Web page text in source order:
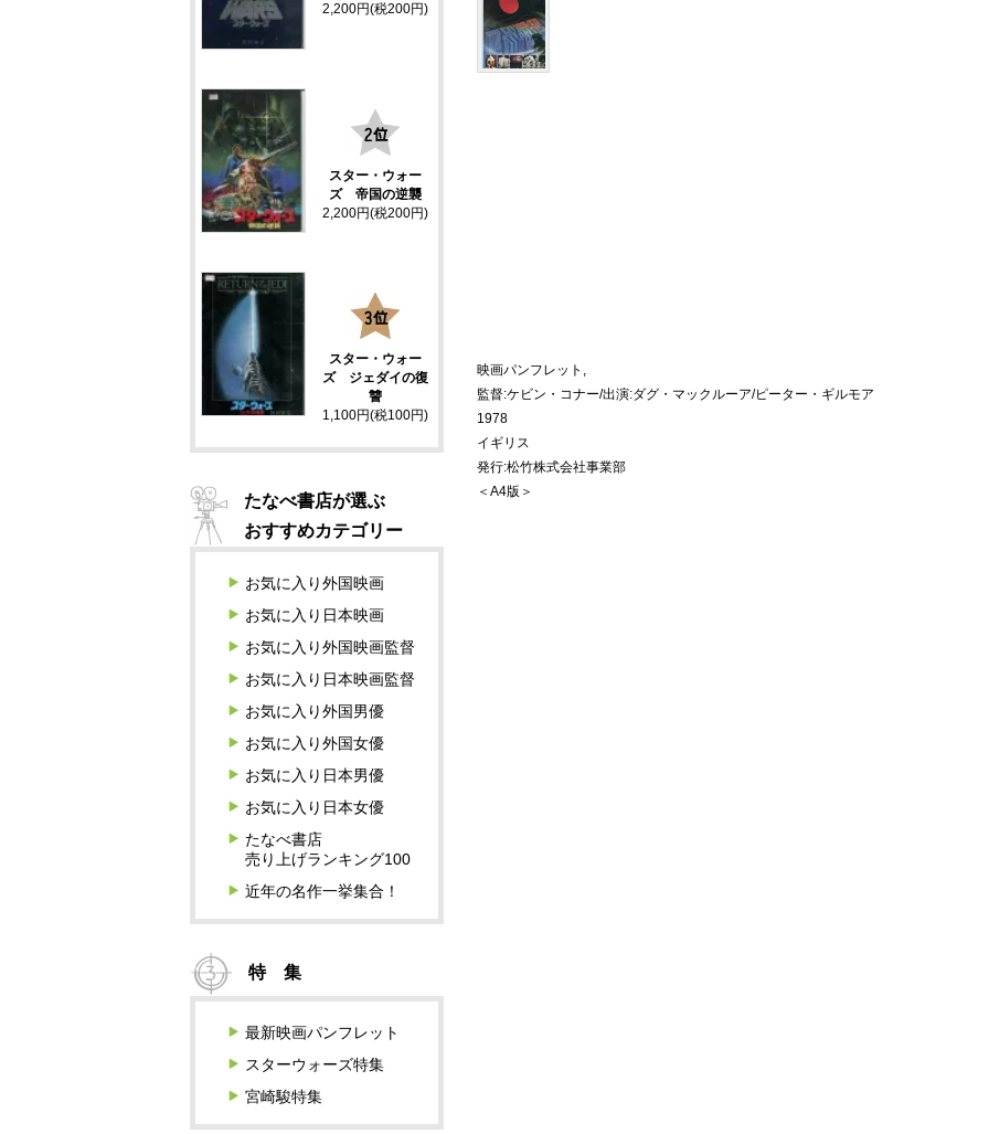
映画パンフレット,
監督:ケビン・コナー/出演:ダグ・マックルーア/ピーター・ギルモア
1978
イギリス
発行:松竹株式会社事業部
＜A4版＞
2,200円(税200円)
スター・ウォー
ズ 帝国の逆襲
2,200円(税200円)
スター・ウォー
ズ ジェダイの復
讐
1,100円(税100円)
たなべ書店が選ぶ
おすすめカテゴリー
お気に入り外国映画
お気に入り日本映画
お気に入り外国映画監督
お気に入り日本映画監督
お気に入り外国男優
お気に入り外国女優
お気に入り日本男優
お気に入り日本女優
たなべ書店
売り上げランキング100
近年の名作一挙集合！
特 集
最新映画パンフレット
スターウォーズ特集
宮崎駿特集